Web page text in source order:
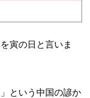
寅の日と言いま
という中国の諺か